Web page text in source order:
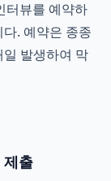
뷰를 예약하
. 예약은 종종
발생하여 막
출